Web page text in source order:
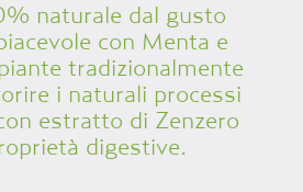
naturale dal gusto
con Menta e
tradizionalmente
i naturali processi
estratto di Zenzero
digestive.